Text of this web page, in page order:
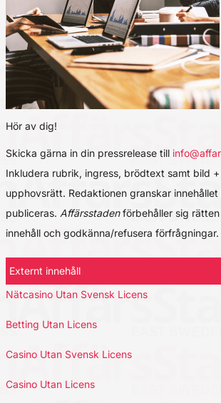
Hör av dig!
Skicka gärna in din pressrelease till
Inkludera rubrik, ingress, brödtext samt bild
upphovsrätt. Redaktionen granskar innehållet
publiceras. Affärsstadenförbehåller sig
innehåll och godkänna/refusera förfrågningar.
Externt innehåll
Nätcasino Utan Svensk Licens
Betting Utan Licens
Casino Utan Svensk Licens
Casino Utan Licens